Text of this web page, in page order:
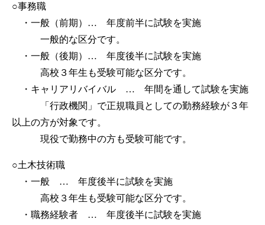
○事務職
・一般（前期）… 年度前半に試験を実施
一般的な区分です。
・一般（後期）… 年度後半に試験を実施
高校３年生も受験可能な区分です。
・キャリアリバイバル … 年間を通して試験を実施
「行政機関」で正規職員としての勤務経験が３年
以上の方が対象です。
現役で勤務中の方も受験可能です。
○土木技術職
・一般 … 年度後半に試験を実施
高校３年生も受験可能な区分です。
・職務経験者 … 年度後半に試験を実施